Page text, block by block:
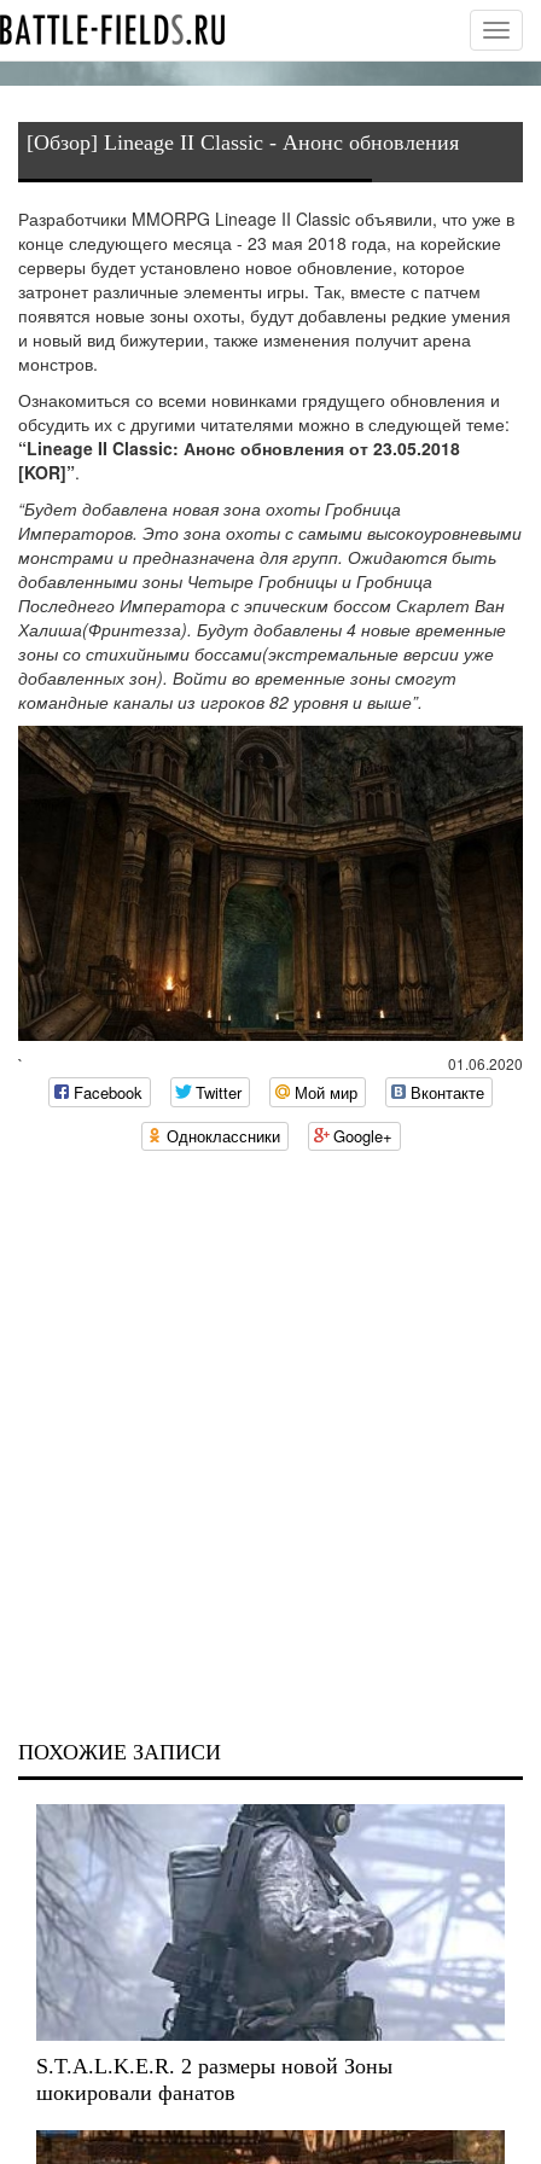
[Обзор] Lineage II Classic - Анонс обновления
Разработчики MMORPG Lineage II Classic объявили, что уже в
конце следующего месяца - 23 мая 2018 года, на корейские
серверы будет установлено новое обновление, которое
затронет различные элементы игры. Так, вместе с патчем
появятся новые зоны охоты, будут добавлены редкие умения
и новый вид бижутерии, также изменения получит арена
монстров.
Ознакомиться со всеми новинками грядущего обновления и
обсудить их с другими читателями можно в следующей теме:
“Lineage II Classic: Анонс обновления от 23.05.2018
[KOR]”.
“Будет добавлена новая зона охоты Гробница
Императоров. Это зона охоты с самыми высокоуровневыми
монстрами и предназначена для групп. Ожидаются быть
добавленными зоны Четыре Гробницы и Гробница
Последнего Императора с эпическим боссом Скарлет Ван
Халиша(Фринтезза). Будут добавлены 4 новые временные
зоны со стихийными боссами(экстремальные версии уже
добавленных зон). Войти во временные зоны смогут
командные каналы из игроков 82 уровня и выше”.
01.06.2020
`
Facebook Twitter Мой мир
Вконтакте
Одноклассники
Google+
ПОХОЖИЕ ЗАПИСИ
S.T.A.L.K.E.R. 2 размеры новой Зоны
шокировали фанатов